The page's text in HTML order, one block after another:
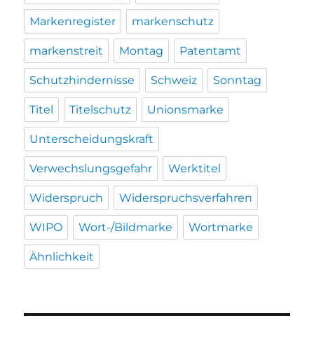
Markenregister markenschutz
markenstreit Montag Patentamt
Schutzhindernisse Schweiz Sonntag
Titel Titelschutz Unionsmarke
Unterscheidungskraft
Verwechslungsgefahr Werktitel
Widerspruch Widerspruchsverfahren
WIPO Wort-/Bildmarke Wortmarke
Ähnlichkeit